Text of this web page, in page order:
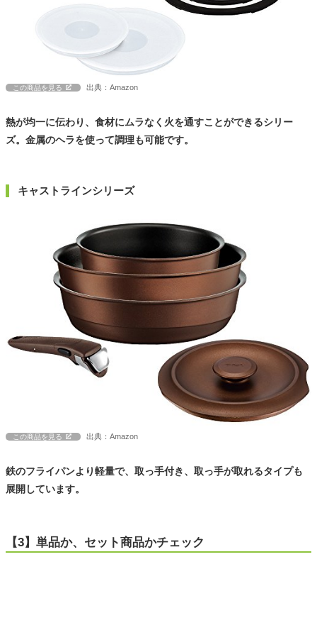
この商品を見る 出典：Amazon
熱が均一に伝わり、食材にムラなく火を通すことができるシリー
ズ。金属のヘラを使って調理も可能です。
キャストラインシリーズ
この商品を見る 出典：Amazon
鉄のフライパンより軽量で、取っ手付き、取っ手が取れるタイプも
展開しています。
【3】単品か、セット商品かチェック